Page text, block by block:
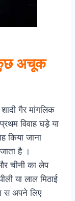
अचूक
गैर मांगलिक
विवाह घड़े या
किया जाना
है ।
चीनी का लेप
या लाल मिठाई
स अपने लिए